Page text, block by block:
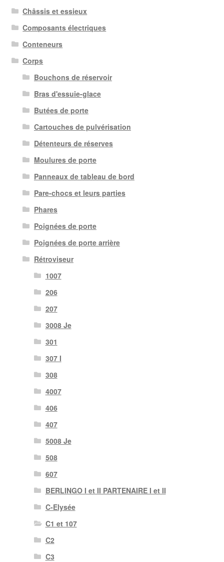
Châssis et essieux
Composants électriques
Conteneurs
Corps
Bouchons de réservoir
Bras d'essuie-glace
Butées de porte
Cartouches de pulvérisation
Détenteurs de réserves
Moulures de porte
Panneaux de tableau de bord
Pare-chocs et leurs parties
Phares
Poignées de porte
Poignées de porte arrière
Rétroviseur
1007
206
207
3008 Je
301
307 I
308
4007
406
407
5008 Je
508
607
BERLINGO I et II PARTENAIRE I et II
C-Elysée
C1 et 107
C2
C3